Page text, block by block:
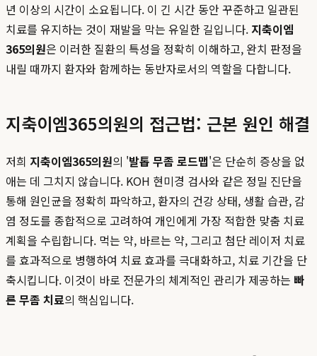
년 이상의 시간이 소요됩니다. 이 긴 시간 동안 꾸준하고 일관된
치료를 유지하는 것이 재발을 막는 유일한 길입니다. 지축이엠
365의원은 이러한 질환의 특성을 정확히 이해하고, 완치 판정을
내릴 때까지 환자와 함께하는 동반자로서의 역할을 다합니다.
지축이엠365의원의 접근법: 근본 원인 해결
저희 지축이엠365의원의 '발톱 무좀 로드맵'은 단순히 증상을 없
애는 데 그치지 않습니다. KOH 현미경 검사와 같은 정밀 진단을
통해 원인균을 정확히 파악하고, 환자의 건강 상태, 생활 습관, 감
염 정도를 종합적으로 고려하여 개인에게 가장 적합한 맞춤 치료
계획을 수립합니다. 먹는 약, 바르는 약, 그리고 첨단 레이저 치료
를 효과적으로 병행하여 치료 효과를 극대화하고, 치료 기간을 단
축시킵니다. 이것이 바로 전문가의 체계적인 관리가 제공하는 빠
른 무좀 치료의 핵심입니다.